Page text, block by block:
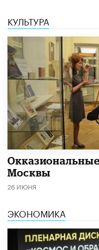
КУЛЬТУРА
Москвы
26 ИЮНЯ
ЭКОНОМИКА